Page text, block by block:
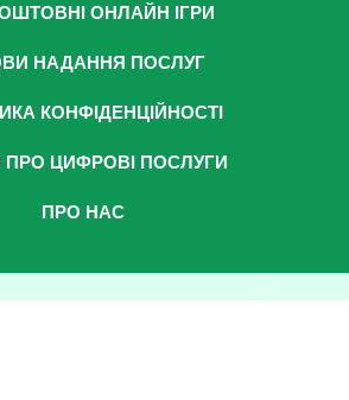
ОНЛАЙН ІГРИ
НАДАННЯ ПОСЛУГ
КОНФІДЕНЦІЙНОСТІ
ПРО ЦИФРОВІ ПОСЛУГИ
ПРО НАС